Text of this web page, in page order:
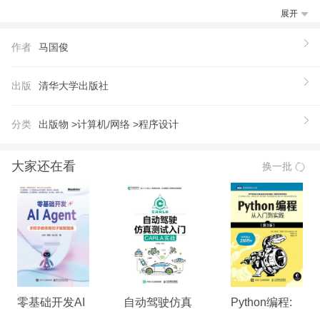
学习算法在数据分析中的应用。书中还给出了大量案
《Python网络爬虫与数据分析从门到实践》内容丰
的初级工程师和各类工程技术人员，还可作为高校经
【推荐语】
作，所有代码都有注释，可以说学习无障碍、无痛
苦。 涉及多种流行的热门框架，包括爬虫框架如Urlli
b、BeautifulSoup、Scrapy，常用的数据分析库如N
umpy、Pandas、Matplotlib等都行了详细介绍。 全
流程讲解，从获取数据、数据预处理到数据分析和数
据可视化，面面俱到。 技术先，除常用数据处理方
法，还介绍了当前热门的中文文本处理，以及热门的
展开
作者 马国俊
出版 清华大学出版社
分类 出版物 >计算机/网络 >程序设计
大家还在看 换一批
零基础开发AI
自动驾驶仿真
Python编程: